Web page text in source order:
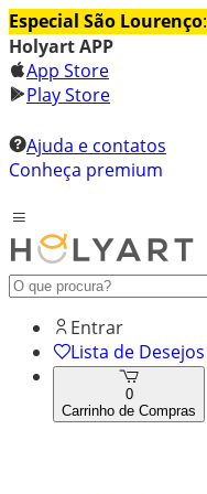
Especial São Lourenço:
Holyart APP
App Store
Play Store
Ajuda e contatos
Conheça premium
Entrar
Lista de Desejos
0
Carrinho de Compras